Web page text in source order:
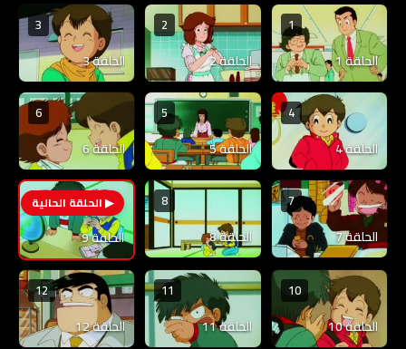
1
الحلقة 1
2
الحلقة 2
3
الحلقة 3
4
الحلقة 4
5
الحلقة 5
6
الحلقة 6
7
الحلقة 7
8
الحلقة 8
9
الحلقة 9
10
الحلقة 10
11
الحلقة 11
12
الحلقة 12